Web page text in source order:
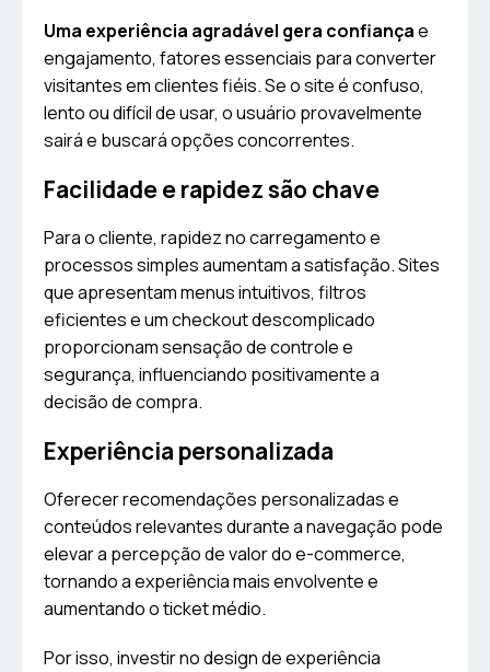
Uma experiência agradável gera confiançae
engajamento, fatores essenciais para converter
visitantes em clientes fiéis. Se o site é confuso,
lento ou difícil de usar, o usuário provavelmente
sairá e buscará opções concorrentes.
Facilidade e rapidez são chave
Para o cliente, rapidez no carregamento e
processos simples aumentam a satisfação. Sites
que apresentam menus intuitivos, filtros
eficientes e um checkout descomplicado
proporcionam sensação de controle e
segurança, influenciando positivamente a
decisão de compra.
Experiência personalizada
Oferecer recomendações personalizadas e
conteúdos relevantes durante a navegação pode
elevar a percepção de valor do e-commerce,
tornando a experiência mais envolvente e
aumentando o ticket médio.
Por isso, investir no design de experiência